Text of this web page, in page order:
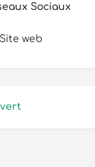
Sociaux
Site web